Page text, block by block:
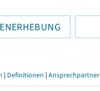
| Definitionen | Ansprechpartner